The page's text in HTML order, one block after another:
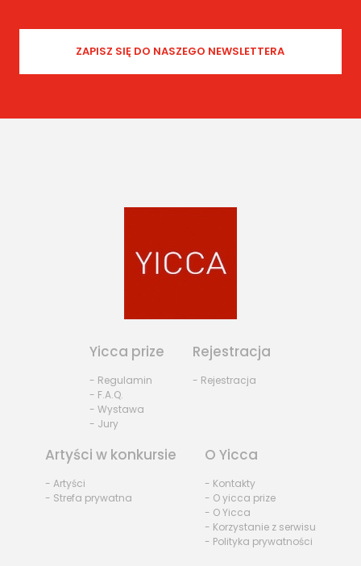
Yicca prize
- Regulamin
- F.A.Q.
- Wystawa
- Jury
Rejestracja
- Rejestracja
Artyści w konkursie
- Artyści
- Strefa prywatna
O Yicca
- Kontakty
- O yicca prize
- O Yicca
- Korzystanie z serwisu
- Polityka prywatności